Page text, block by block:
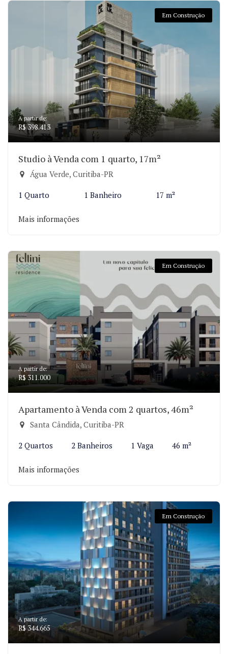
Em Construção
A partir de:
R$ 398.413
Studio à Venda com 1 quarto, 17m²
Água Verde, Curitiba-PR
1 Quarto 1 Banheiro 17 m²
Mais informações
Em Construção
A partir de:
R$ 311.000
Apartamento à Venda com 2 quartos, 46m²
Santa Cândida, Curitiba-PR
2 Quartos 2 Banheiros 1 Vaga 46 m²
Mais informações
Em Construção
A partir de:
R$ 344.665